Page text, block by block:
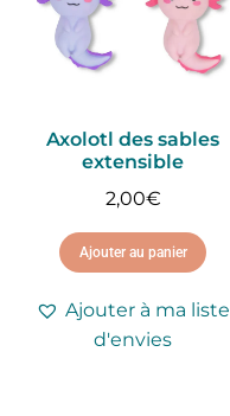
Axolotl des sables
extensible
2,00€
Ajouter au panier
Ajouter à ma liste
d'envies